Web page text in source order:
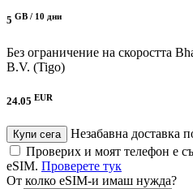
5 GB / 10 дни
Без ограничение на скоростта
B.V. (Tigo)
24.05 EUR
Купи сега
Незабавна доставка
Проверих и моят телефон е
eSIM. Проверете тук
От колко eSIM-и имаш нужда?